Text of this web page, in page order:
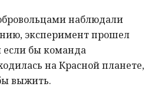
наблюдали
эксперимент прошел
бы команда
на Красной планете,
выжить.